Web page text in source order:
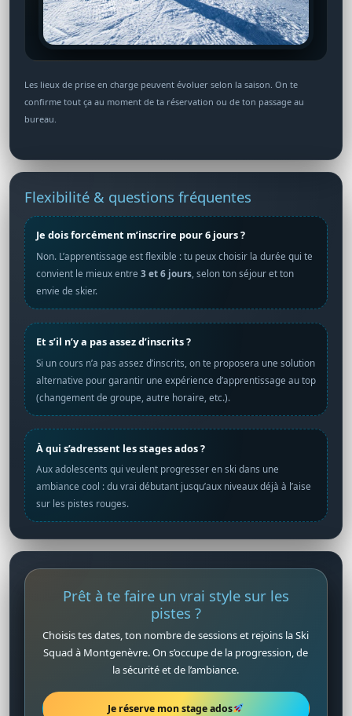
Les lieux de prise en charge peuvent évoluer selon la saison. On te
confirme tout ça au moment de ta réservation ou de ton passage au
bureau.
Flexibilité & questions fréquentes
Je dois forcément m’inscrire pour 6 jours ?
Non. L’apprentissage est flexible : tu peux choisir la durée qui te
convient le mieux entre 3 et 6 jours, selon ton séjour et ton
envie de skier.
Et s’il n’y a pas assez d’inscrits ?
Si un cours n’a pas assez d’inscrits, on te proposera une solution
alternative pour garantir une expérience d’apprentissage au top
(changement de groupe, autre horaire, etc.).
À qui s’adressent les stages ados ?
Aux adolescents qui veulent progresser en ski dans une
ambiance cool : du vrai débutant jusqu’aux niveaux déjà à l’aise
sur les pistes rouges.
Prêt à te faire un vrai style sur les
pistes ?
Choisis tes dates, ton nombre de sessions et rejoins la Ski
Squad à Montgenèvre. On s’occupe de la progression, de
la sécurité et de l’ambiance.
Je réserve mon stage ados